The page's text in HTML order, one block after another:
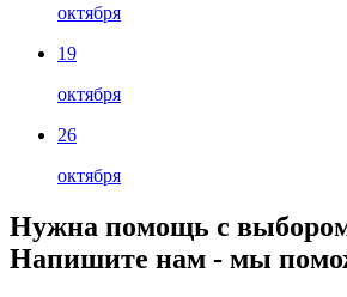
октября
19
октября
26
октября
Нужна помощь с
Напишите нам - мы